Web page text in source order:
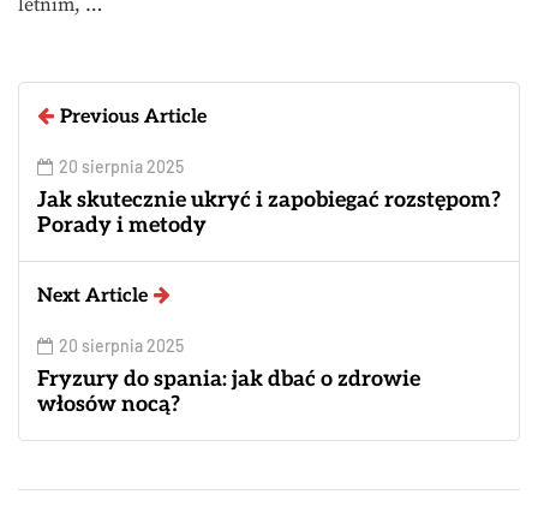
letnim, …
Previous Article
20 sierpnia 2025
Jak skutecznie ukryć i zapobiegać rozstępom?
Porady i metody
Next Article
20 sierpnia 2025
Fryzury do spania: jak dbać o zdrowie
włosów nocą?